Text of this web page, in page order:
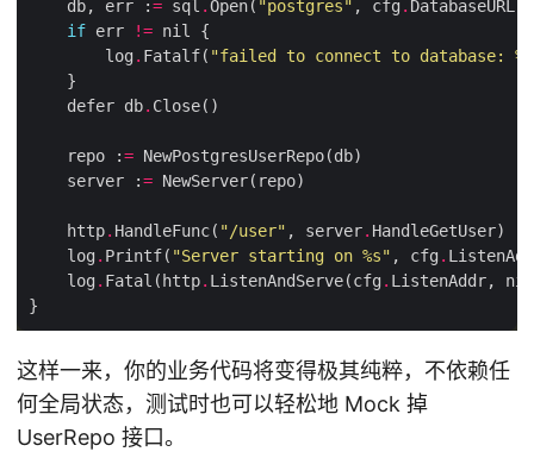
    db, err :
= sql .Open( "postgres" , cfg .
if err !=
        log
. Fatalf( "failed to connect to database:
    defer db
.
    repo :
=
    server :
=
    http
. HandleFunc( "/user" , server.
    log
. Printf( "Server starting on %s" , cfg .
    log
. Fatal(http. ListenAndServe(cfg .
这样一来，你的业务代码将变得极其纯粹，不依赖任
何全局状态，测试时也可以轻松地 Mock 掉
UserRepo 接口。